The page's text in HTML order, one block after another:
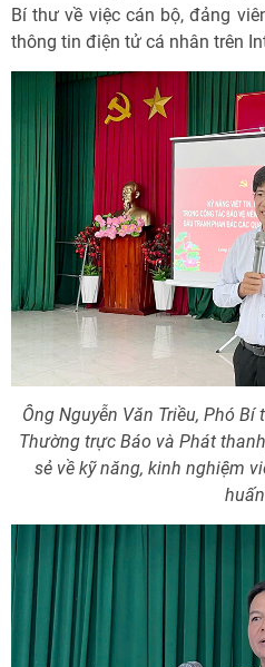
Bí thư về việc cán bộ, đảng
thông tin điện tử cá nhân trên
Ông Nguyễn Văn Triều, Phó
Thường trực Báo và Phát
sẻ về kỹ năng, kinh nghiệm